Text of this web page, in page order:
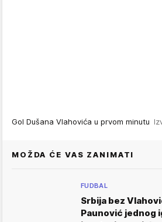
Gol Dušana Vlahovića u prvom minutu
MOŽDA ĆE VAS ZANIMATI
FUDBAL
Srbija bez
Paunović jednog